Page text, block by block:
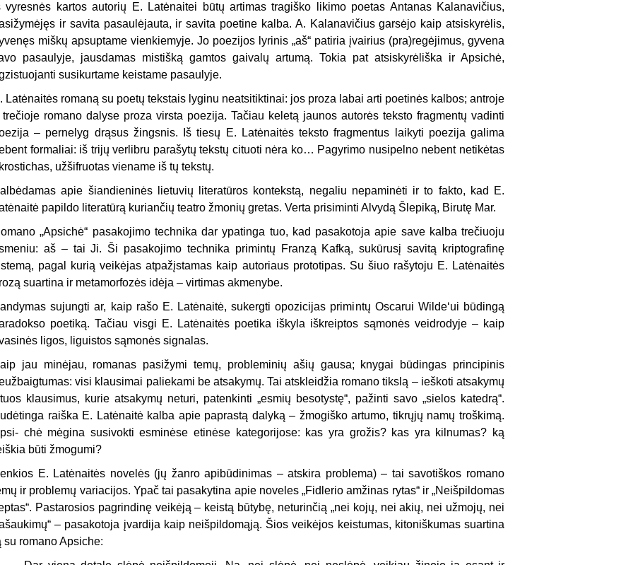
vyresnės kartos autorių E. Latėnaitei būtų artimas tragiško likimo poetas Antanas Kalanavičius,
ir savita pasaulėjauta, ir savita poetine kalba. A. Kalanavičius garsėjo kaip atsiskyrėlis,
miškų apsuptame vienkiemyje. Jo poezijos lyrinis „aš“ patiria įvairius (pra)regėjimus, gyvena
pasaulyje, jausdamas mistišką gamtos gaivalų artumą. Tokia pat atsiskyrėliška ir Apsichė,
susikurtame keistame pasaulyje.
Latėnaitės romaną su poetų tekstais lyginu neatsitiktinai: jos proza labai arti poetinės kalbos; antroje
trečioje romano dalyse proza virsta poezija. Tačiau keletą jaunos autorės teksto fragmentų vadinti
– pernelyg drąsus žingsnis. Iš tiesų E. Latėnaitės teksto fragmentus laikyti poezija galima
formaliai: iš trijų verlibru parašytų tekstų cituoti nėra ko… Pagyrimo nusipelno nebent netikėtas
užšifruotas viename iš tų tekstų.
apie šiandieninės lietuvių literatūros kontekstą, negaliu nepaminėti ir to fakto, kad E.
papildo literatūrą kuriančių teatro žmonių gretas. Verta prisiminti Alvydą Šlepiką, Birutę Mar.
„Apsichė“ pasakojimo technika dar ypatinga tuo, kad pasakotoja apie save kalba trečiuoju
aš – tai Ji. Ši pasakojimo technika primintų Franzą Kafką, sukūrusį savitą kriptografinę
pagal kurią veikėjas atpažįstamas kaip autoriaus prototipas. Su šiuo rašytoju E. Latėnaitės
suartina ir metamorfozės idėja – virtimas akmenybe.
sujungti ar, kaip rašo E. Latėnaitė, sukergti opozicijas primintų Oscarui Wilde‘ui būdingą
poetiką. Tačiau visgi E. Latėnaitės poetika iškyla iškreiptos sąmonės veidrodyje – kaip
ligos, liguistos sąmonės signalas.
jau minėjau, romanas pasižymi temų, probleminių ašių gausa; knygai būdingas principinis
visi klausimai paliekami be atsakymų. Tai atskleidžia romano tikslą – ieškoti atsakymų
klausimus, kurie atsakymų neturi, patenkinti „esmių besotystę“, pažinti savo „sielos katedrą“.
raiška E. Latėnaitė kalba apie paprastą dalyką – žmogiško artumo, tikrųjų namų troškimą.
chė mėgina susivokti esminėse etinėse kategorijose: kas yra grožis? kas yra kilnumas? ką
būti žmogumi?
E. Latėnaitės novelės (jų žanro apibūdinimas – atskira problema) – tai savotiškos romano
ir problemų variacijos. Ypač tai pasakytina apie noveles „Fidlerio amžinas rytas“ ir „Neišpildomas
Pastarosios pagrindinę veikėją – keistą būtybę, neturinčią „nei kojų, nei akių, nei užmojų, nei
– pasakotoja įvardija kaip neišpildomąją. Šios veikėjos keistumas, kitoniškumas suartina
su romano Apsiche: